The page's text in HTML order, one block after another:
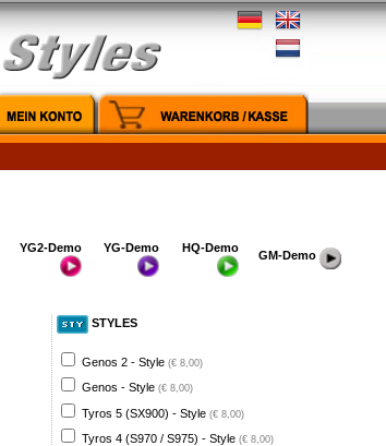
YG2-Demo YG-Demo HQ-Demo
GM-Demo
STYLES
Genos 2 - Style (€ 8,00)
Genos - Style (€ 8,00)
Tyros 5 (SX900) - Style (€ 8,00)
Tyros 4 (S970 / S975) - Style (€ 8,00)